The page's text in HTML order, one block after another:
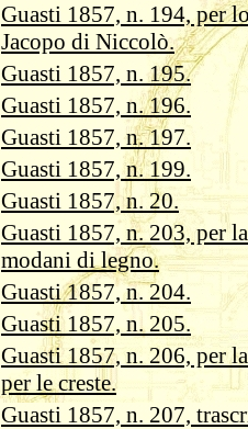
Guasti 1857, n. 194, per
Jacopo di Niccolò.
Guasti 1857, n. 195.
Guasti 1857, n. 196.
Guasti 1857, n. 197.
Guasti 1857, n. 199.
Guasti 1857, n. 20.
Guasti 1857, n. 203, per
modani di legno.
Guasti 1857, n. 204.
Guasti 1857, n. 205.
Guasti 1857, n. 206, per
per le creste.
Guasti 1857, n. 207,